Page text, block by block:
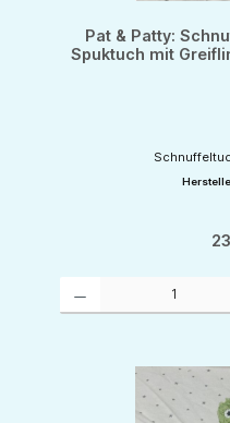
Pat & Patty:
Spuktuch mit